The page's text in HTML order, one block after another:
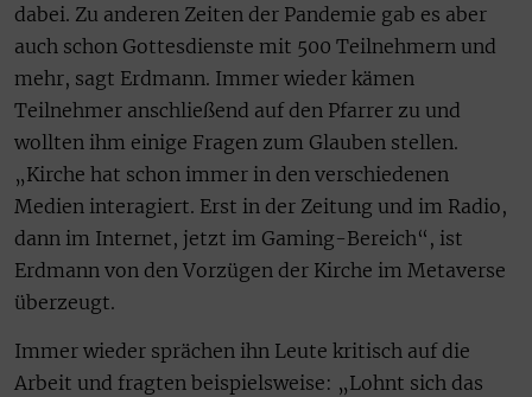
dabei. Zu anderen Zeiten der Pandemie gab es aber
auch schon Gottesdienste mit 500 Teilnehmern und
mehr, sagt Erdmann. Immer wieder kämen
Teilnehmer anschließend auf den Pfarrer zu und
wollten ihm einige Fragen zum Glauben stellen.
„Kirche hat schon immer in den verschiedenen
Medien interagiert. Erst in der Zeitung und im Radio,
dann im Internet, jetzt im Gaming-Bereich“, ist
Erdmann von den Vorzügen der Kirche im Metaverse
überzeugt.
Immer wieder sprächen ihn Leute kritisch auf die
Arbeit und fragten beispielsweise: „Lohnt sich das